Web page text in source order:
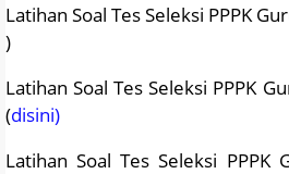
Latihan Soal Tes Seleksi PPPK
)
Latihan Soal Tes Seleksi PPPK
(disini)
Latihan Soal Tes Seleksi PPPK